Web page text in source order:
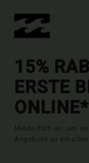
15%
ERSTE
ONLINE*
Melde dich an, um
Angebote zu erhalten.